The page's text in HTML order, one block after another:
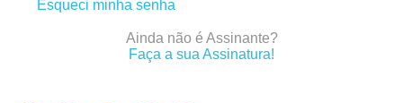
Esqueci minha senha
Ainda não é Assinante?
Faça a sua Assinatura!